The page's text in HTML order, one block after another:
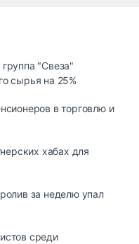
"Свеза"
сырья на 25%
в торговлю и
хабах для
за неделю упал
среди